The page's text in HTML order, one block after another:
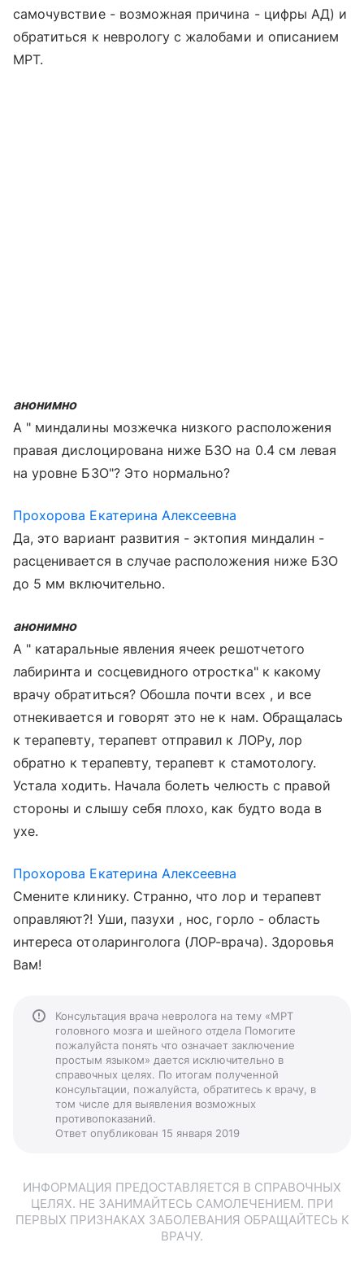
самочувствие - возможная причина - цифры АД) и
обратиться к неврологу с жалобами и описанием
МРТ.
анонимно
А " миндалины мозжечка низкого расположения
правая дислоцирована ниже БЗО на 0.4 см левая
на уровне БЗО"? Это нормально?
Прохорова Екатерина Алексеевна
Да, это вариант развития - эктопия миндалин -
расценивается в случае расположения ниже БЗО
до 5 мм включительно.
анонимно
А " катаральные явления ячеек решотчетого
лабиринта и сосцевидного отростка" к какому
врачу обратиться? Обошла почти всех , и все
отнекивается и говорят это не к нам. Обращалась
к терапевту, терапевт отправил к ЛОРу, лор
обратно к терапевту, терапевт к стамотологу.
Устала ходить. Начала болеть челюсть с правой
стороны и слышу себя плохо, как будто вода в
ухе.
Прохорова Екатерина Алексеевна
Смените клинику. Странно, что лор и терапевт
оправляют?! Уши, пазухи , нос, горло - область
интереса отоларинголога (ЛОР-врача). Здоровья
Вам!
Консультация врача невролога на тему «МРТ
головного мозга и шейного отдела Помогите
пожалуйста понять что означает заключение
простым языком» дается исключительно в
справочных целях. По итогам полученной
консультации, пожалуйста, обратитесь к врачу, в
том числе для выявления возможных
противопоказаний.
Ответ опубликован 15 января 2019
ИНФОРМАЦИЯ ПРЕДОСТАВЛЯЕТСЯ В СПРАВОЧНЫХ
ЦЕЛЯХ. НЕ ЗАНИМАЙТЕСЬ САМОЛЕЧЕНИЕМ. ПРИ
ПЕРВЫХ ПРИЗНАКАХ ЗАБОЛЕВАНИЯ ОБРАЩАЙТЕСЬ К
ВРАЧУ.